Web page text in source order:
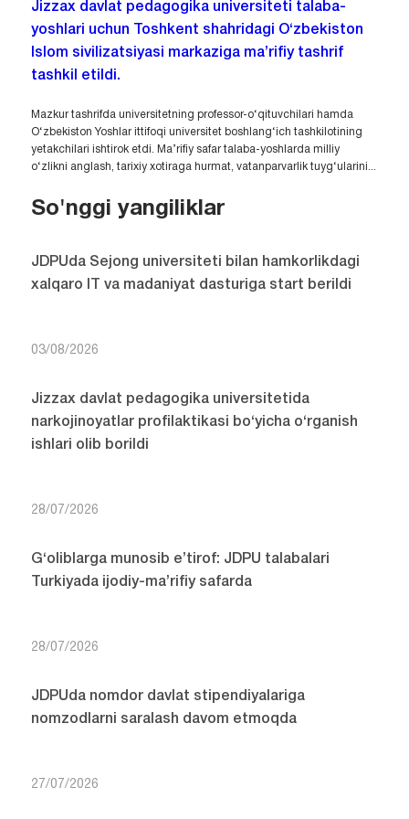
Jizzax davlat pedagogika universiteti talaba-
yoshlari uchun Toshkent shahridagi O‘zbekiston
Islom sivilizatsiyasi markaziga ma’rifiy tashrif
tashkil etildi.
Mazkur tashrifda universitetning professor-o‘qituvchilari hamda
O‘zbekiston Yoshlar ittifoqi universitet boshlang‘ich tashkilotining
yetakchilari ishtirok etdi. Ma’rifiy safar talaba-yoshlarda milliy
o‘zlikni anglash, tarixiy xotiraga hurmat, vatanparvarlik tuyg‘ularini...
So'nggi yangiliklar
JDPUda Sejong universiteti bilan hamkorlikdagi
xalqaro IT va madaniyat dasturiga start berildi
03/08/2026
Jizzax davlat pedagogika universitetida
narkojinoyatlar profilaktikasi bo‘yicha o‘rganish
ishlari olib borildi
28/07/2026
G‘oliblarga munosib e’tirof: JDPU talabalari
Turkiyada ijodiy-ma’rifiy safarda
28/07/2026
JDPUda nomdor davlat stipendiyalariga
nomzodlarni saralash davom etmoqda
27/07/2026